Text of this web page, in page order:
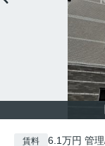
賃料 6.1万円 管